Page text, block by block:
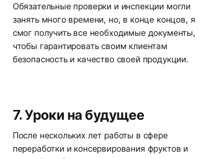
Обязательные проверки и инспекции могли
занять много времени, но, в конце концов, я
смог получить все необходимые документы,
чтобы гарантировать своим клиентам
безопасность и качество своей продукции.
7. Уроки на будущее
После нескольких лет работы в сфере
переработки и консервирования фруктов и